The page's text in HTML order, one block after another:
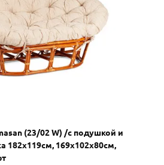
(23/02 W) /с подушкой и
169х102х80см,